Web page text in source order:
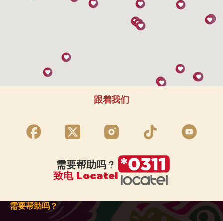
跟着我们
需要帮助吗？
致电 Locatel
需要帮助吗？